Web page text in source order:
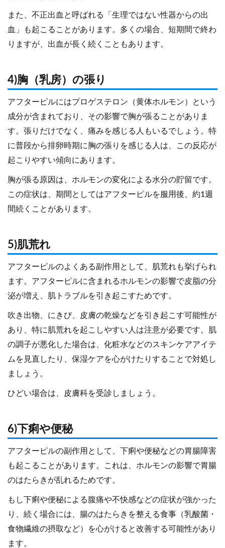
また、不正出血と呼ばれる「生理ではない性器からの出
血」も起こることがあります。多くの場合、短期間で終わ
りますが、出血が長く続くこともあります。
4)胸（乳房）の張り
アフターピルにはプロゲステロン（黄体ホルモン）という
成分が含まれており、その影響で胸が張ることがありま
す。張りだけでなく、痛みを感じる人もいるでしょう。特
に普段から排卵時期に胸の張りを感じる人は、この反応が
起こりやすい傾向にあります。
胸が張る原因は、ホルモンの変化による水分の貯留です。
この症状は、期間としてはアフターピルを服用後、約1週
間続くことがあります。
5)肌荒れ
アフターピルのよくある副作用として、肌荒れも挙げられ
ます。アフターピルに含まれるホルモンの影響で皮脂の分
泌が増え、肌トラブルを引き起こすためです。
吹き出物、にきび、皮膚の乾燥などを引き起こす可能性が
あり、特に肌荒れを起こしやすい人は注意が必要です。肌
の調子が悪化した場合は、化粧水などのスキンケアアイテ
ムを見直したり、保湿ケアを心がけたりすることで対処し
ましょう。
ひどい場合は、皮膚科を受診しましょう。
6)下痢や便秘
アフターピルの副作用として、下痢や便秘などの胃腸障害
も起こることがあります。これは、ホルモンの影響で胃腸
のはたらきが乱れるためです。
もし下痢や便秘による腹痛や不快感などの症状が強かった
り、続く場合には、腸のはたらきを整える食事（乳酸菌・
食物繊維の摂取など）を心がけると改善する可能性があり
ます。